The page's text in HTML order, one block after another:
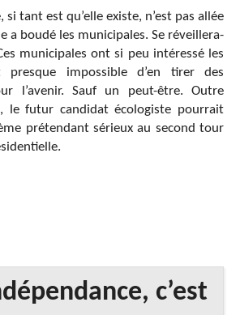
si tant est qu’elle existe, n’est pas allée
a boudé les municipales. Se réveillera-
municipales ont si peu intéressé les
presque impossible d’en tirer des
l’avenir. Sauf un peut-être. Outre
le futur candidat écologiste pourrait
prétendant sérieux au second tour
c’est